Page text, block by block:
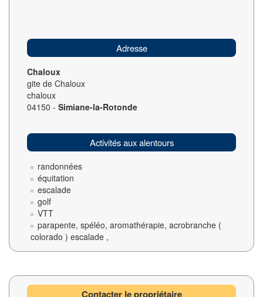
Adresse
Chaloux
gite de Chaloux
chaloux
04150 - Simiane-la-Rotonde
Activités aux alentours
randonnées
équitation
escalade
golf
VTT
parapente, spéléo, aromathérapie, acrobranche (
colorado ) escalade ,
Contacter le propriétaire